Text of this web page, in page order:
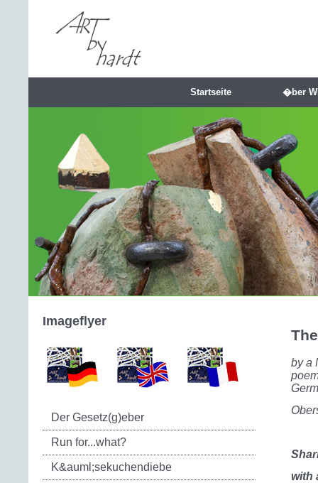
Startseite �ber
Imageflyer
Der Gesetz(g)eber
Run for...what?
K&auml;sekuchendiebe
by a
with